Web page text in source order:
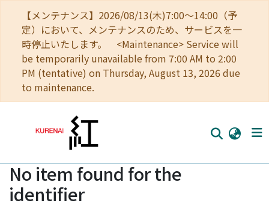
【メンテナンス】2026/08/13(木)7:00～14:00（予
定）において、メンテナンスのため、サービスを一
時停止いたします。 <Maintenance> Service will
be temporarily unavailable from 7:00 AM to 2:00
PM (tentative) on Thursday, August 13, 2026 due
to maintenance.
Home
Communities
No item found for the
identifier